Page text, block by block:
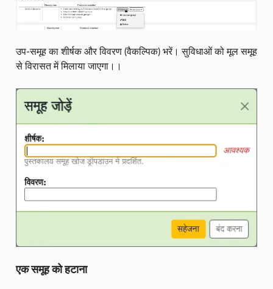
उप-समूह का शीर्षक और विवरण (वैकल्पिक) भरें। सुविधाओं को मूल समूह
से विरासत में मिलाया जाएगा।।
एक समूह को हटाना